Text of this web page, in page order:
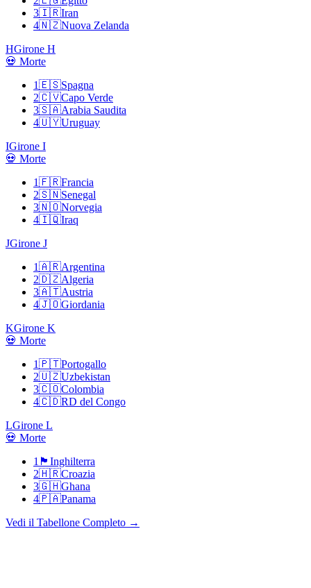
3🇮🇷Iran
4🇳🇿Nuova Zelanda
HGirone H
💀 Morte
1🇪🇸Spagna
2🇨🇻Capo Verde
3🇸🇦Arabia Saudita
4🇺🇾Uruguay
IGirone I
💀 Morte
1🇫🇷Francia
2🇸🇳Senegal
3🇳🇴Norvegia
4🇮🇶Iraq
JGirone J
1🇦🇷Argentina
2🇩🇿Algeria
3🇦🇹Austria
4🇯🇴Giordania
KGirone K
💀 Morte
1🇵🇹Portogallo
2🇺🇿Uzbekistan
3🇨🇴Colombia
4🇨🇩RD del Congo
LGirone L
💀 Morte
1 🏴󠁧󠁢󠁥󠁮󠁧󠁿 Inghilterra
2🇭🇷Croazia
3🇬🇭Ghana
4🇵🇦Panama
Vedi il Tabellone Completo →